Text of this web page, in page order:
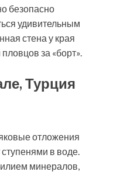
безопасно
удивительным
стена у края
за «борт».
Турция
отложения
в воде.
минералов,